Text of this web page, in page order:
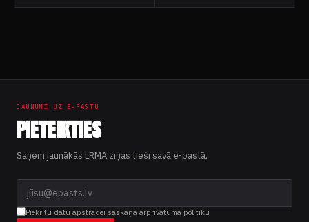
JAUNUMI UZ E-PASTU
PIETEIKTIES
Saņem jaunākās LRMA ziņas tieši savā e-pastā.
Piekrītu datu apstrādei saskaņā arprivātuma politiku